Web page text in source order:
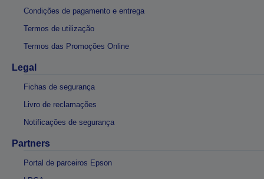
Condições de pagamento e entrega
Termos de utilização
Termos das Promoções Online
Legal
Fichas de segurança
Livro de reclamações
Notificações de segurança
Partners
Portal de parceiros Epson